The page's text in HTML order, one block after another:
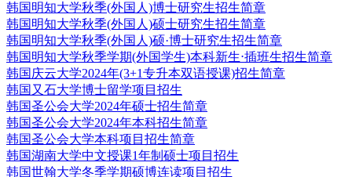
韩国明知大学秋季(外国人)博士研究生招生简章
韩国明知大学秋季(外国人)硕士研究生招生简章
韩国明知大学秋季(外国人)硕·博士研究生招生简章
韩国明知大学秋季学期(外国学生)本科新生⋅插班生招生简章
韩国庆云大学2024年(3+1专升本双语授课)招生简章
韩国又石大学博士留学项目招生
韩国圣公会大学2024年硕士招生简章
韩国圣公会大学2024年本科招生简章
韩国圣公会大学本科项目招生简章
韩国湖南大学中文授课1年制硕士项目招生
韩国世翰大学冬季学期硕博连读项目招生